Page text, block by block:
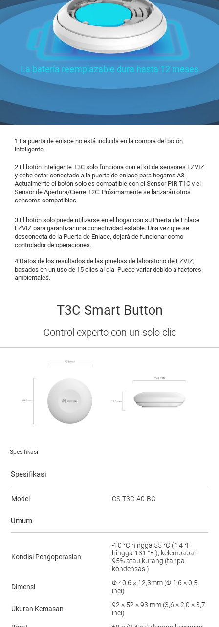
La batería reemplazable dura hasta 12 meses
1 La puerta de enlace no está incluida en la compra del botón
inteligente.
2 El botón inteligente T3C solo funciona con el kit de sensores EZVIZ
y debe estar conectado a la puerta de enlace para hogares A3.
Actualmente el botón solo es compatible con el Sensor PIR T1C y el
Sensor de Apertura/Cierre T2C. Próximamente se lanzarán otros
sensores compatibles.
3 El botón solo puede utilizarse en el hogar con su Puerta de Enlace
EZVIZ para garantizar una conectividad estable. Una vez que se
desconecta de la Puerta de Enlace, dejará de funcionar como
controlador de operaciones.
4 Datos de los resultados de las pruebas de laboratorio de EZVIZ,
basados en un uso de 15 clics al día. Puede variar debido a factores
ambientales.
T3C Smart Button
Control experto con un solo clic
Spesifikasi
Spesifikasi
Model CS-T3C-A0-BG
Umum
Kondisi Pengoperasian
-10 °C hingga 55 °C ( 14 °F
hingga 131 °F ), kelembapan
95% atau kurang (tanpa
kondensasi)
Dimensi
Φ 40,6 × 12,3mm (Φ 1,6 × 0,5
inci)
Ukuran Kemasan
92 × 52 × 93 mm (3,6 × 2,0 × 3,7
inci)